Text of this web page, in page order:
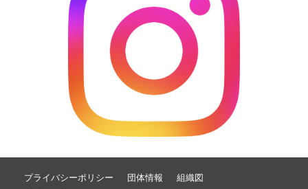
プライバシーポリシー 団体情報
組織図